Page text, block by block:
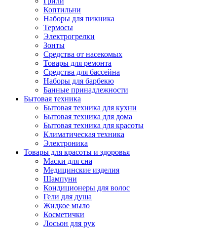
Коптильни
Наборы для пикника
Термосы
Электрогрелки
Зонты
Средства от насекомых
Товары для ремонта
Средства для бассейна
Наборы для барбекю
Банные принадлежности
Бытовая техника
Бытовая техника для кухни
Бытовая техника для дома
Бытовая техника для красоты
Климатическая техника
Электроника
Товары для красоты и здоровья
Маски для сна
Медицинские изделия
Шампуни
Кондиционеры для волос
Гели для душа
Жидкое мыло
Косметички
Лосьон для рук